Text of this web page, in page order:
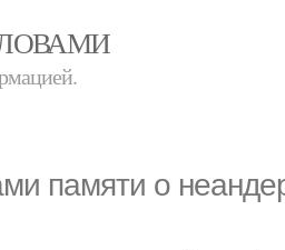
памяти о